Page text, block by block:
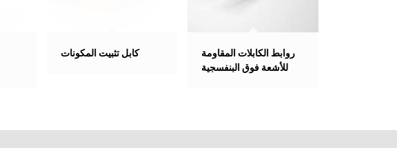
كابل تثبيت المكونات
روابط الكابلات المقاومة
للأشعة فوق البنفسجية